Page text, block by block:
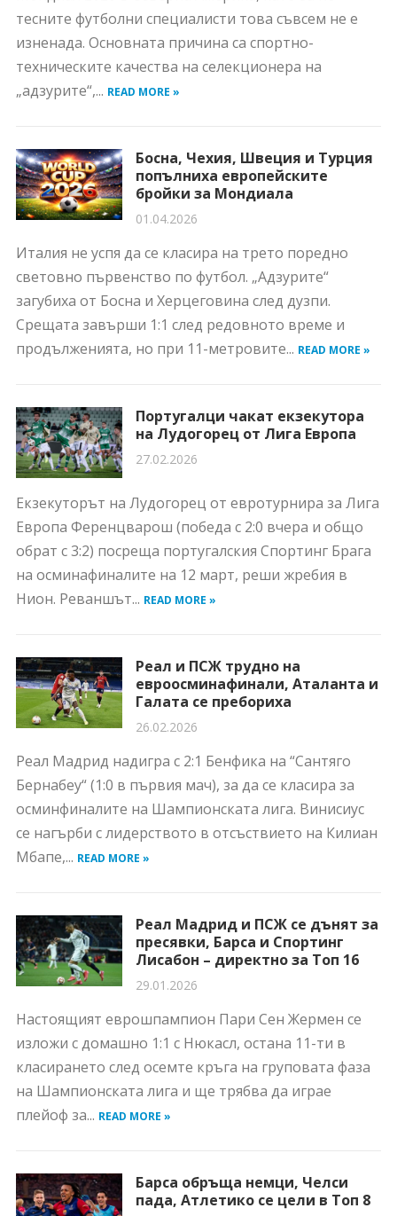
тесните футболни специалисти това съвсем не е
изненада. Основната причина са спортно-
техническите качества на селекционера на
„адзурите“,... READ MORE »
Босна, Чехия, Швеция и Турция
попълниха европейските
бройки за Мондиала
01.04.2026
Италия не успя да се класира на трето поредно
световно първенство по футбол. „Адзурите“
загубиха от Босна и Херцеговина след дузпи.
Срещата завърши 1:1 след редовното време и
продълженията, но при 11-метровите... READ MORE »
Португалци чакат екзекутора
на Лудогорец от Лига Европа
27.02.2026
Екзекуторът на Лудогорец от евротурнира за Лига
Европа Ференцварош (победа с 2:0 вчера и общо
обрат с 3:2) посреща португалския Спортинг Брага
на осминафиналите на 12 март, реши жребия в
Нион. Реваншът... READ MORE »
Реал и ПСЖ трудно на
евроосминафинали, Аталанта и
Галата се пребориха
26.02.2026
Реал Мадрид надигра с 2:1 Бенфика на “Сантяго
Бернабеу“ (1:0 в първия мач), за да се класира за
осминфиналите на Шампионската лига. Винисиус
се нагърби с лидерството в отсъствието на Килиан
Мбапе,... READ MORE »
Реал Мадрид и ПСЖ се дънят за
пресявки, Барса и Спортинг
Лисабон – директно за Топ 16
29.01.2026
Настоящият еврошпампион Пари Сен Жермен се
изложи с домашно 1:1 с Нюкасл, остана 11-ти в
класирането след осемте кръга на груповата фаза
на Шампионската лига и ще трябва да играе
плейоф за... READ MORE »
Барса обръща немци, Челси
пада, Атлетико се цели в Топ 8